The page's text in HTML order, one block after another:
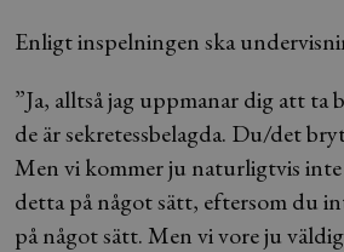
Enligt inspelningen ska
”Ja, alltså jag uppmanar dig att ta
de är sekretessbelagda. Du/det
Men vi kommer ju naturligtvis
detta på något sätt, eftersom du
på något sätt. Men vi vore ju